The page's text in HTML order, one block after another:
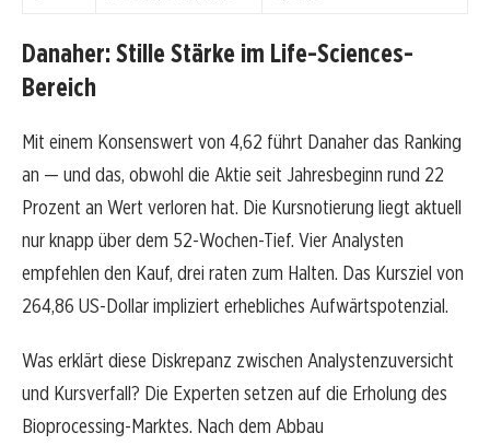
Danaher: Stille Stärke im Life-Sciences-
Bereich
Mit einem Konsenswert von 4,62 führt Danaher das Ranking
an — und das, obwohl die Aktie seit Jahresbeginn rund 22
Prozent an Wert verloren hat. Die Kursnotierung liegt aktuell
nur knapp über dem 52-Wochen-Tief. Vier Analysten
empfehlen den Kauf, drei raten zum Halten. Das Kursziel von
264,86 US-Dollar impliziert erhebliches Aufwärtspotenzial.
Was erklärt diese Diskrepanz zwischen Analystenzuversicht
und Kursverfall? Die Experten setzen auf die Erholung des
Bioprocessing-Marktes. Nach dem Abbau